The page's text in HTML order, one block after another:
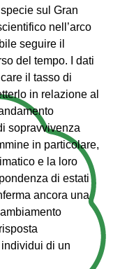
sul Gran
nell’arco
seguire il
del tempo. I dati
il tasso di
in relazione al
sopravvivenza
in particolare,
e la loro
di estati
ancora una
di un